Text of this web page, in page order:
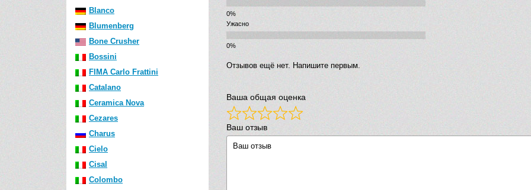
Blanco
Blumenberg
Bone Crusher
Bossini
FIMA Carlo Frattini
Catalano
Ceramica Nova
Cezares
Charus
Cielo
Cisal
Colombo
Ужасно
Отзывов ещё нет. Напишите первым.
Ваша общая оценка
Ваш отзыв